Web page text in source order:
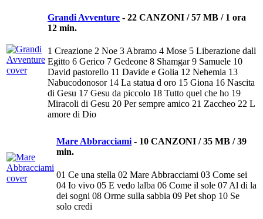
Grandi Avventure - 22 CANZONI / 57 MB / 1 ora
12 min.
1 Creazione 2 Noe 3 Abramo 4 Mose 5 Liberazione dall
Egitto 6 Gerico 7 Gedeone 8 Shamgar 9 Samuele 10
David pastorello 11 Davide e Golia 12 Nehemia 13
Nabucodonosor 14 La statua d oro 15 Giona 16 Nascita
di Gesu 17 Gesu da piccolo 18 Tutto quel che ho 19
Miracoli di Gesu 20 Per sempre amico 21 Zaccheo 22 L
amore di Dio
Mare Abbracciami - 10 CANZONI / 35 MB / 39
min.
01 Ce una stella 02 Mare Abbracciami 03 Come sei
04 Io vivo 05 E vedo lalba 06 Come il sole 07 Al di la
dei sogni 08 Orme sulla sabbia 09 Pet shop 10 Se
solo credi